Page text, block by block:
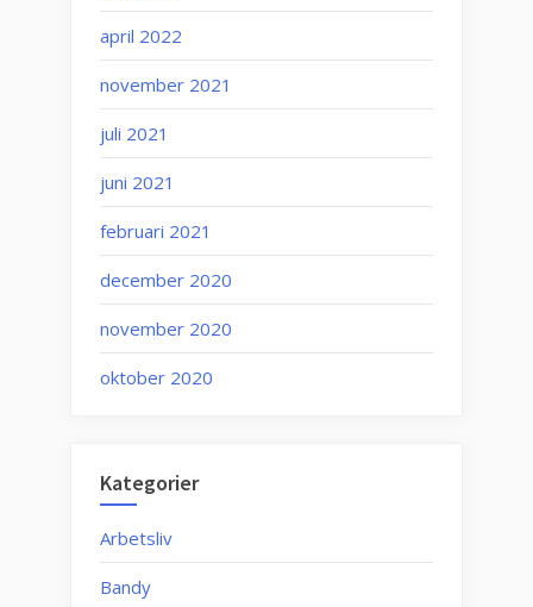
april 2022
november 2021
juli 2021
juni 2021
februari 2021
december 2020
november 2020
oktober 2020
Kategorier
Arbetsliv
Bandy